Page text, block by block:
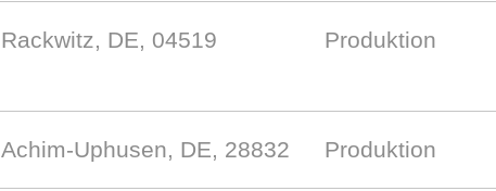
Rackwitz, DE, 04519 Produktion
Achim-Uphusen, DE, 28832 Produktion